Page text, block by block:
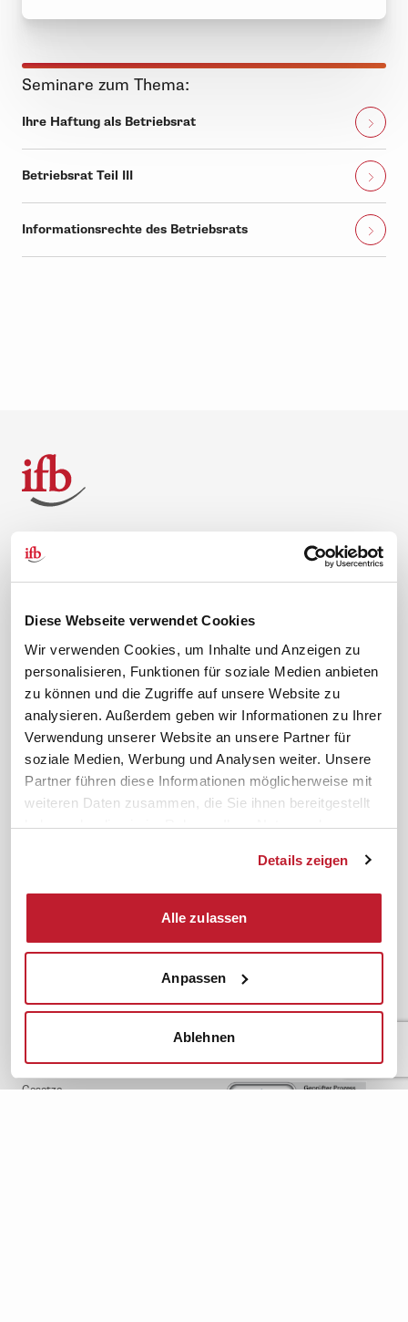
Diese Webseite verwendet Cookies
Wir verwenden Cookies, um Inhalte und Anzeigen zu
personalisieren, Funktionen für soziale Medien anbieten
zu können und die Zugriffe auf unsere Website zu
analysieren. Außerdem geben wir Informationen zu Ihrer
Verwendung unserer Website an unsere Partner für
soziale Medien, Werbung und Analysen weiter. Unsere
Partner führen diese Informationen möglicherweise mit
weiteren Daten zusammen, die Sie ihnen bereitgestellt
haben oder die sie im Rahmen Ihrer Nutzung der
Details zeigen
Alle zulassen
Anpassen
Ablehnen
Seminare zum Thema:
Ihre Haftung als Betriebsrat
Betriebsrat Teil III
Informationsrechte des Betriebsrats
Über uns
Unternehmen
Gute Gründe für das ifb
Karriere
Hilfe & Kontakt
Übersicht Beratung
Schulungsberatung
Inhouseberatung
Service
Newsletter
ifb-medien
Downloads & Formulare
ifb-App Betriebsrat360
Themen
Betriebsrat gründen
BEM
BR-Wahl
SBV-Wahl
JAV-Wahl
News. Wissen. Themen.
News & Fachthemen
Rechtsprechung
Gesetze
Folgen Sie uns
Qualität!